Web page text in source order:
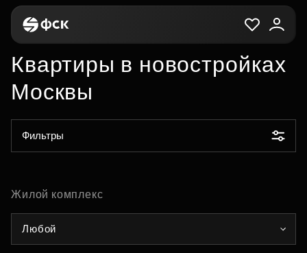
Квартиры в новостройках
Москвы
Фильтры
Жилой комплекс
Любой